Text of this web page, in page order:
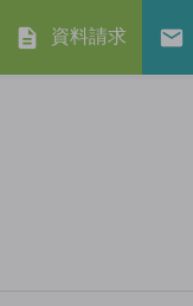
資料請求